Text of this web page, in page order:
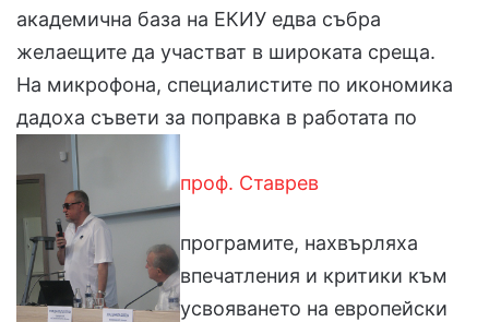
академична база на ЕКИУ едва събра
желаещите да участват в широката среща.
На микрофона, специалистите по икономика
дадоха съвети за поправка в работата по
проф. Ставрев
програмите, нахвърляха
впечатления и критики към
усвояването на европейски